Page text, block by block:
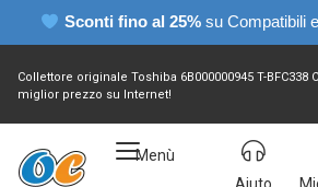
Sconti fino al 25% su Compatibili
Collettore originale Toshiba 6B000000945 T-BFC338
miglior prezzo su Internet!
Menù